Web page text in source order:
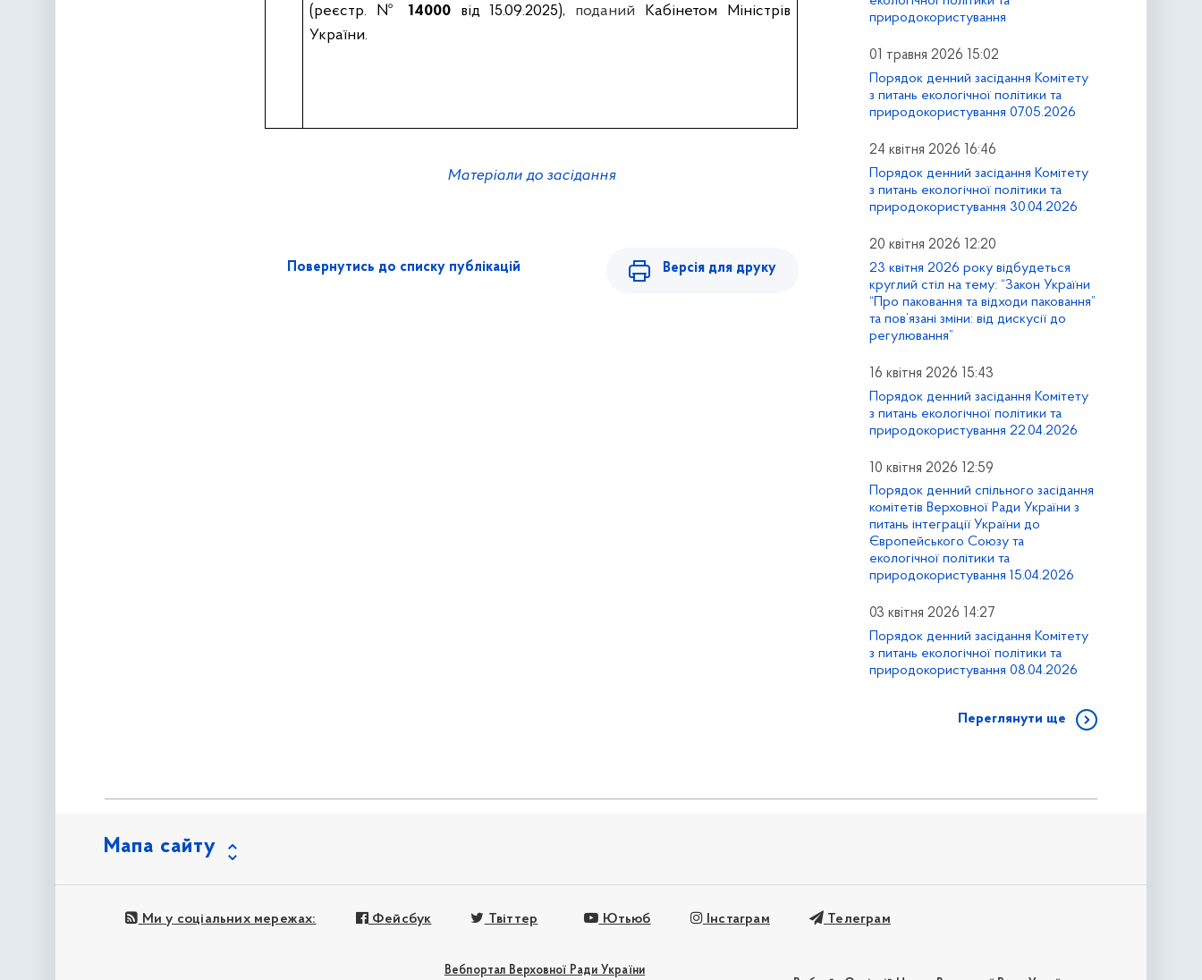
(реєстр. № 14000 від 15.09.2025), поданий Кабінетом Міністрів
України.
Матеріали до засідання
Повернутись до списку публікацій Версія для друку
природокористування
01 травня 2026 15:02
Порядок денний засідання Комітету
з питань екологічної політики та
природокористування 07.05.2026
24 квітня 2026 16:46
Порядок денний засідання Комітету
з питань екологічної політики та
природокористування 30.04.2026
20 квітня 2026 12:20
23 квітня 2026 року відбудеться
круглий стіл на тему: “Закон України
“Про паковання та відходи паковання”
та пов’язані зміни: від дискусії до
регулювання”
16 квітня 2026 15:43
Порядок денний засідання Комітету
з питань екологічної політики та
природокористування 22.04.2026
10 квітня 2026 12:59
Порядок денний спільного засідання
комітетів Верховної Ради України з
питань інтеграції України до
Європейського Союзу та
екологічної політики та
природокористування 15.04.2026
03 квітня 2026 14:27
Порядок денний засідання Комітету
з питань екологічної політики та
природокористування 08.04.2026
Переглянути ще
Мапа сайту
Ми у соціальних мережах: Фейсбук Твіттер Ютьюб Інстаграм Телеграм
Вебпортал Верховної Ради України